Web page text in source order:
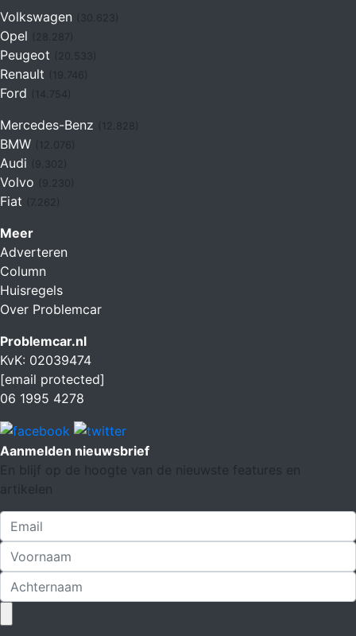
Volkswagen (30.623)
Opel
Peugeot
Renault (19.746)
Ford (14.754)
Mercedes-Benz
BMW (12.076)
Audi
Volvo
Fiat (7.262)
Meer
Adverteren
Column
Huisregels
Over Problemcar
Problemcar.nl
KvK: 02039474
[email protected]
06 1995 4278
Aanmelden nieuwsbrief
En blijf op de hoogte van de nieuwste features en
artikelen